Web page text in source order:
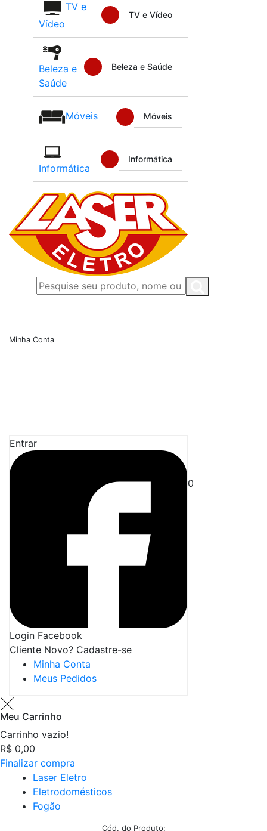
TV e
Vídeo
TV e Vídeo
Beleza e
Saúde
Beleza e Saúde
Móveis Móveis
Informática
Informática
Minha Conta
Entrar
Login Facebook
Cliente Novo? Cadastre-se
Minha Conta
Meus Pedidos
0
Meu Carrinho
Carrinho vazio!
R$ 0,00
Finalizar compra
Laser Eletro
Eletrodomésticos
Fogão
Cód. do Produto: